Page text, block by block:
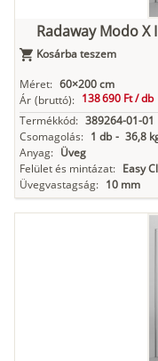
Radaway Modo X
Kosárba teszem
Méret: 60×200 cm
Ár (bruttó): 138 690 Ft /db
Termékkód: 389264-01-01
Csomagolás: 1 db - 36,8
Anyag: Üveg
Felület és mintázat: Easy
Üvegvastagság: 10 mm